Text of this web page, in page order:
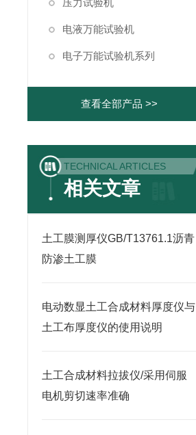
压力试验机
电液万能试验机
电子万能试验机系列
查看全部产品 >>
TECHNICAL ARTICLES
相关文章
土工膜测厚仪GB/T13761.1沥青
防渗土工膜
电动数显土工合成材料厚度仪与
土工布厚度仪的使用说明
土工合成材料拉拔仪/采用伺服
电机剪切速率准确